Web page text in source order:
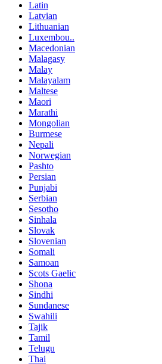
Latin
Latvian
Lithuanian
Luxembou..
Macedonian
Malagasy
Malay
Malayalam
Maltese
Maori
Marathi
Mongolian
Burmese
Nepali
Norwegian
Pashto
Persian
Punjabi
Serbian
Sesotho
Sinhala
Slovak
Slovenian
Somali
Samoan
Scots Gaelic
Shona
Sindhi
Sundanese
Swahili
Tajik
Tamil
Telugu
Thai